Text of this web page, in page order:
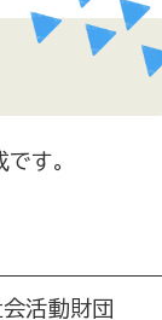
す。
活動財団